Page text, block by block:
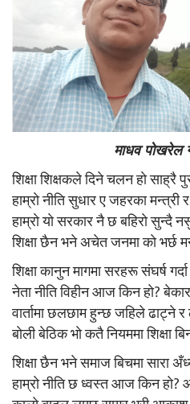
माधव पाेखरेल
शिक्षा शिक्षकले दिने चलन हाे साह्रै
हाम्राे नीति सुधार ए जहरका मन्त्री
हाम्राे याे सरकार नै छ बहिराे सुन्दै
शिक्षा छैन भने अचेत जनमा काे भर्छ
शिक्षा कानुन मागमा सरहरू संघर्ष
नेता नीति विहीन आज किन हाे?
वार्तामा छलछाम हुन्छ जहिले ढाट्ने
बाेली बेठिक भाे कतै नियममा शिक्षा
शिक्षा छैन भने समाज बिचमा सारा
हाम्राे नीति छ ध्वस्त आज किन